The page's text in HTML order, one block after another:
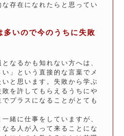
存在になれたらと思ってい
多いので今のうちに失敗
なるかも知れない方へは、
い」という直接的な言葉でメ
と思います。失敗から学ぶ
敗を許してもらえるうちにや
プラスになることがとても
緒に仕事をしていますが、
る人が入って来ることにな